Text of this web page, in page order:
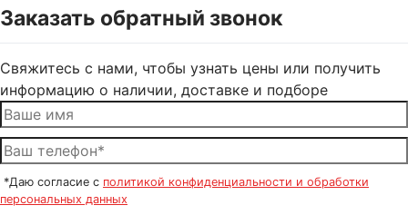
Заказать обратный звонок
Свяжитесь с нами, чтобы узнать цены или получить
информацию о наличии, доставке и подборе
*Даю согласие с политикой конфиденциальности и обработки
персональных данных